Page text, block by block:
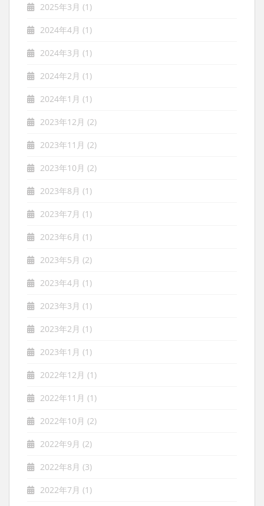
2025年3月 (1)
2024年4月 (1)
2024年3月 (1)
2024年2月 (1)
2024年1月 (1)
2023年12月 (2)
2023年11月 (2)
2023年10月 (2)
2023年8月 (1)
2023年7月 (1)
2023年6月 (1)
2023年5月 (2)
2023年4月 (1)
2023年3月 (1)
2023年2月 (1)
2023年1月 (1)
2022年12月 (1)
2022年11月 (1)
2022年10月 (2)
2022年9月 (2)
2022年8月 (3)
2022年7月 (1)